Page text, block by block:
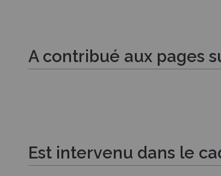
A contribué aux pages
Est intervenu dans le